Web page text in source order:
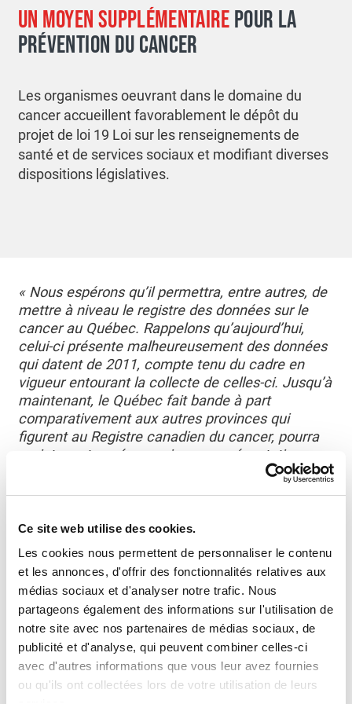
Ce site web utilise des cookies.
Les cookies nous permettent de personnaliser le contenu
et les annonces, d'offrir des fonctionnalités relatives aux
médias sociaux et d'analyser notre trafic. Nous
partageons également des informations sur l'utilisation de
notre site avec nos partenaires de médias sociaux, de
publicité et d'analyse, qui peuvent combiner celles-ci
avec d'autres informations que vous leur avez fournies
ou qu'ils ont collectées lors de votre utilisation de leurs
UN MOYEN SUPPLÉMENTAIREPOUR LA
PRÉVENTION DU CANCER
Les organismes oeuvrant dans le domaine du
cancer accueillent favorablement le dépôt du
projet de loi 19 Loi sur les renseignements de
santé et de services sociaux et modifiant diverses
dispositions législatives.
« Nous espérons qu’il permettra, entre autres, de
mettre à niveau le registre des données sur le
cancer au Québec. Rappelons qu’aujourd’hui,
celui-ci présente malheureusement des données
qui datent de 2011, compte tenu du cadre en
vigueur entourant la collecte de celles-ci. Jusqu’à
maintenant, le Québec fait bande à part
comparativement aux autres provinces qui
figurent au Registre canadien du cancer, pourra
maintenant espérer avoir une représentation
avec des données à jour, afin de contribuer à la
production de données normalisées et
et directrice générale de la Société de recherche
sur le cancer.
Madame Pepin joint sa voix à d’autres organismes
oeuvrant dans le domaine du cancer (Fondation
québécoise du cancer, Leucan, Procure et Société
canadienne du cancer) et rappelle que le partage
des données est primordial pour faire accélérer la
recherche sur le cancer.« Avec l’adoption de ce
projet de loi, ce sont non seulement les